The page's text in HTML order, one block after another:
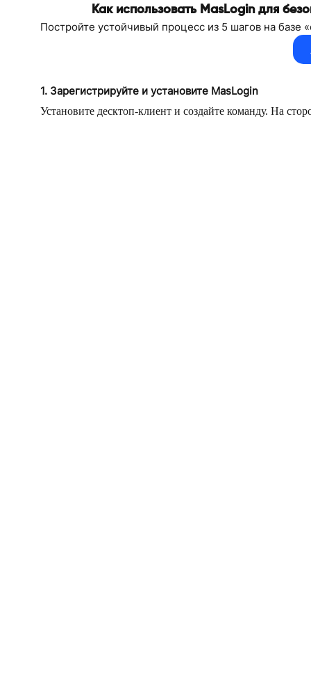
Как использовать MasLogin для
Постройте устойчивый процесс из 5 шагов на
1. Зарегистрируйте и установите MasLogin
Установите десктоп-клиент и создайте команду. На